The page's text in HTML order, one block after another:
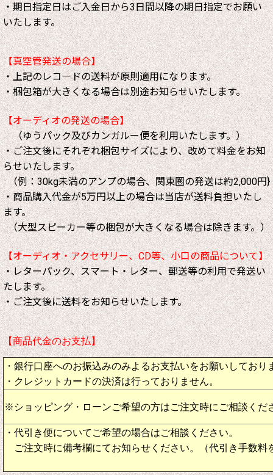
・期日指定日はご入金日から3日間以降の期日指定でお願い
いたします。
【真空管発送の場合】
・上記のレコ―ドの送料が原則適用になります。
・梱包箱が大きくなる場合は別途お知らせいたします。
【オーディオの発送の場合】
（ゆうパック及びカンガルー便を利用いたします。）
・ご注文後にそれぞれ梱包サイズにより、改めて料金をお知
らせいたします。
（例：30kg未満のアンプの場合、関東圏の発送は約2,000円}
・商品購入代金が5万円以上の場合は当店が送料負担いたし
ます。
（大型スピーカー等の梱包が大きくなる場合は除きます。）
【オーディオ・アクセサリー、CD等、小口の商品について】
・レターパック、スマート・レター、郵送等の利用で発送い
たします。
・ご注文後に送料をお知らせいたします。
【商品代金のお支払】
・銀行口座へのお振込みのみよるお支払いをお願いしており
・クレジットカードの決済は行っておりません。
※ショッピング・ローンご希望の方はご注文時にご相談くだ
・代引き便についてご希望の場合はご相談ください。
ご注文時に備考欄にてお知らせください。（代引き手数料